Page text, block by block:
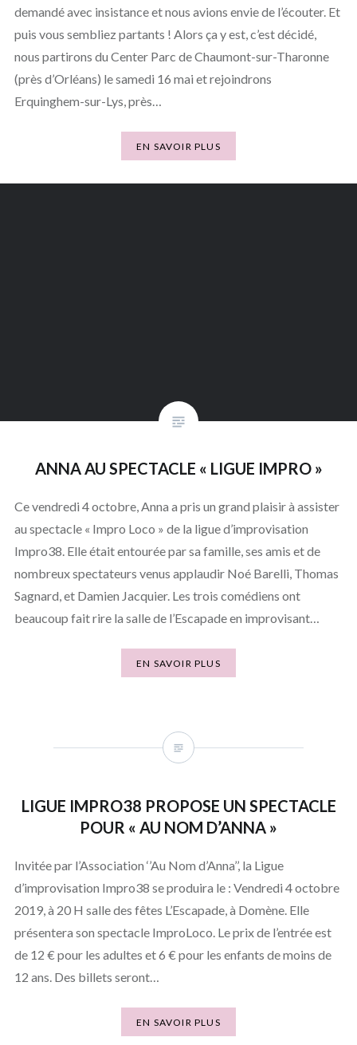
demandé avec insistance et nous avions envie de l’écouter. Et
puis vous sembliez partants ! Alors ça y est, c’est décidé,
nous partirons du Center Parc de Chaumont-sur-Tharonne
(près d’Orléans) le samedi 16 mai et rejoindrons
Erquinghem-sur-Lys, près…
EN SAVOIR PLUS
ANNA AU SPECTACLE « LIGUE IMPRO »
Ce vendredi 4 octobre, Anna a pris un grand plaisir à assister
au spectacle « Impro Loco » de la ligue d’improvisation
Impro38. Elle était entourée par sa famille, ses amis et de
nombreux spectateurs venus applaudir Noé Barelli, Thomas
Sagnard, et Damien Jacquier. Les trois comédiens ont
beaucoup fait rire la salle de l’Escapade en improvisant…
EN SAVOIR PLUS
LIGUE IMPRO38 PROPOSE UN SPECTACLE
POUR « AU NOM D’ANNA »
Invitée par l’Association ‘’Au Nom d’Anna’’, la Ligue
d’improvisation Impro38 se produira le : Vendredi 4 octobre
2019, à 20 H salle des fêtes L’Escapade, à Domène. Elle
présentera son spectacle ImproLoco. Le prix de l’entrée est
de 12 € pour les adultes et 6 € pour les enfants de moins de
12 ans. Des billets seront…
EN SAVOIR PLUS